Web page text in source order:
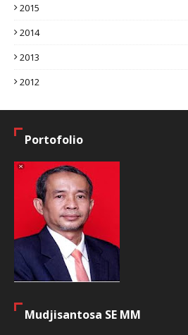
2015
2014
2013
2012
Portofolio
Mudjisantosa SE MM